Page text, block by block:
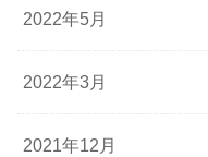
2022年5月
2022年3月
2021年12月